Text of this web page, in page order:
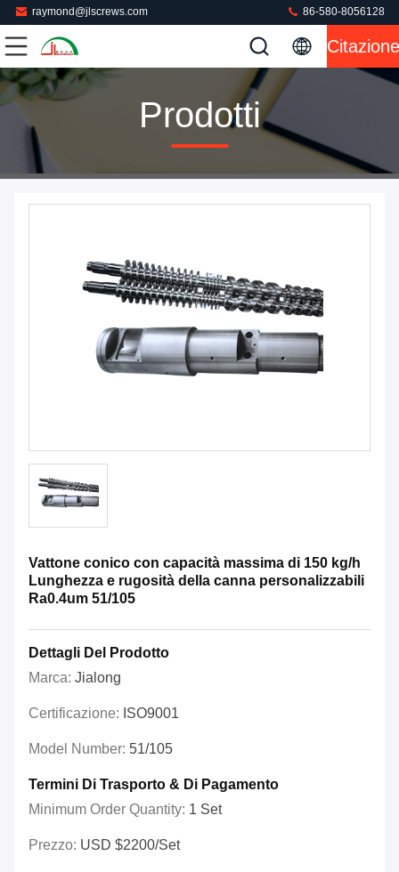
raymond@jlscrews.com 86-580-8056128
Citazione
Prodotti
Vattone conico con capacità massima di 150 kg/h
Lunghezza e rugosità della canna personalizzabili
Ra0.4um 51/105
Dettagli Del Prodotto
Marca: Jialong
Certificazione: ISO9001
Model Number: 51/105
Termini Di Trasporto & Di Pagamento
Minimum Order Quantity: 1 Set
Prezzo: USD $2200/set